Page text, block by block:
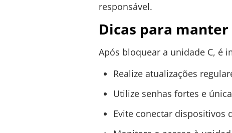
responsável.
Dicas para
Após bloquear a unidade C, é
Realize atualizações
Utilize senhas fortes e
Evite conectar dispositivos